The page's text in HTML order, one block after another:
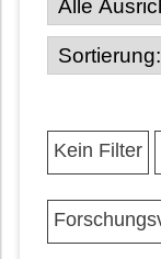
Kein Filter